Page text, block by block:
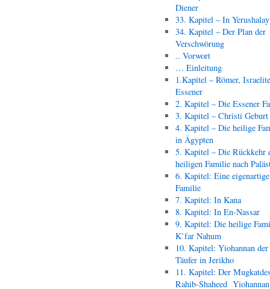
Diener
33. Kapitel – In
34. Kapitel – Der Plan der
Verschwörung
.. Vorwort
… Einleitung
1.Kapitel – Römer,
Essener
2. Kapitel – Die Essener
3. Kapitel – Christi Geburt
4. Kapitel – Die heilige
in Ägypten
5. Kapitel – Die Rückkehr
heiligen Familie nach
6. Kapitel: Eine eigenartige
Familie
7. Kapitel: In Kana
8. Kapitel: In En-Nassar
9. Kapitel: Die heilige
K’far Nahum
10. Kapitel: Yiohannan der
Täufer in Jerikho
11. Kapitel: Der
Rahib-Shaheed